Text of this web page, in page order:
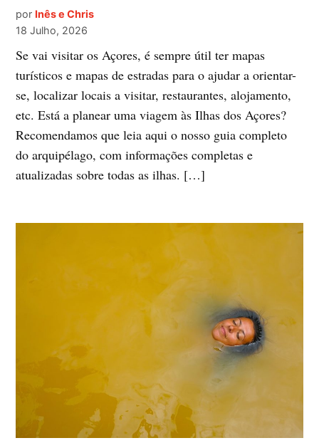
por Inês e Chris
18 Julho, 2026
Se vai visitar os Açores, é sempre útil ter mapas
turísticos e mapas de estradas para o ajudar a orientar-
se, localizar locais a visitar, restaurantes, alojamento,
etc. Está a planear uma viagem às Ilhas dos Açores?
Recomendamos que leia aqui o nosso guia completo
do arquipélago, com informações completas e
atualizadas sobre todas as ilhas. […]